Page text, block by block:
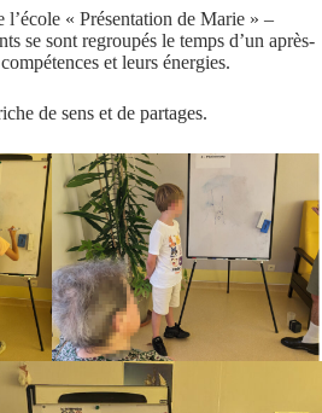
« Présentation de Marie » –
se sont regroupés le temps d’un après-
et leurs énergies.
de sens et de partages.